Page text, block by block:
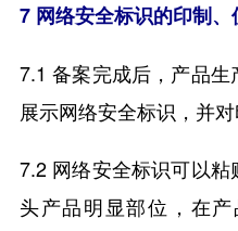
7 网络安全标识的印制
7.1 备案完成后，产品
展示网络安全标识，并对
7.2 网络安全标识可以
头产品明显部位，在